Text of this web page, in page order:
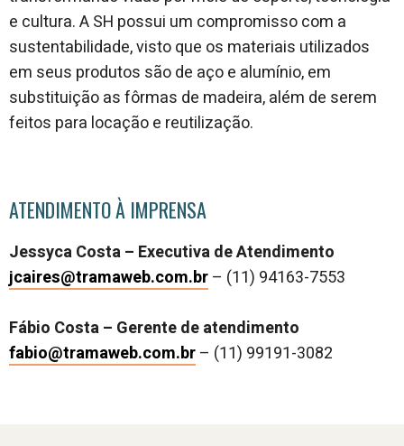
e cultura. A SH possui um compromisso com a
sustentabilidade, visto que os materiais utilizados
em seus produtos são de aço e alumínio, em
substituição as fôrmas de madeira, além de serem
feitos para locação e reutilização.
ATENDIMENTO À IMPRENSA
Jessyca Costa – Executiva de Atendimento
jcaires@tramaweb.com.br– (11) 94163-7553
Fábio Costa – Gerente de atendimento
fabio@tramaweb.com.br– (11) 99191-3082